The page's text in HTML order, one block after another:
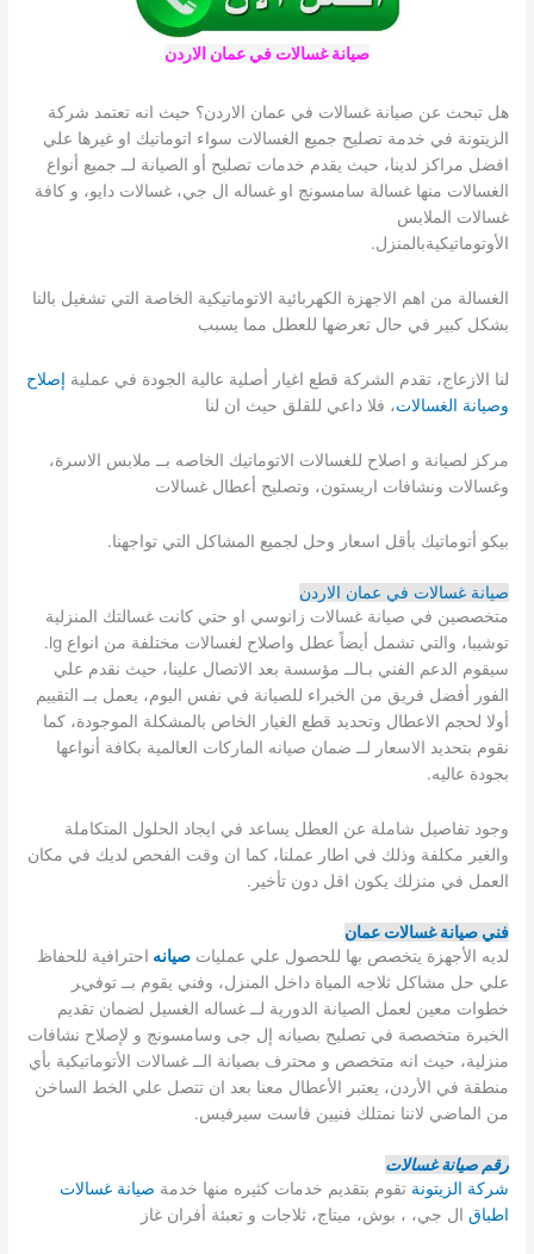
صيانة غسالات في عمان الاردن
هل تبحث عن صيانة غسالات في عمان الاردن؟ حيث انه تعتمد شركة
الزيتونة في خدمة تصليح جميع الغسالات سواء اتوماتيك او غيرها علي
افضل مراكز لدينا، حيث يقدم خدمات تصليح أو الصيانة لــ جميع أنواع
الغسالات منها غسالة سامسونج او غساله ال جي، غسالات دايو، و كافة
غسالات الملابس
الأوتوماتيكيةبالمنزل.
الغسالة من اهم الاجهزة الكهربائية الاتوماتيكية الخاصة التي تشغيل بالنا
بشكل كبير في حال تعرضها للعطل مما يسبب
لنا الازعاج، تقدم الشركة قطع اغيار أصلية عالية الجودة في عملية إصلاح
وصيانة الغسالات، فلا داعي للقلق حيث ان لنا
مركز لصيانة و اصلاح للغسالات الاتوماتيك الخاصه بــ ملابس الاسرة،
وغسالات ونشافات اريستون، وتصليح أعطال غسالات
بيكو أتوماتيك بأقل اسعار وحل لجميع المشاكل التي تواجهنا.
صيانة غسالات في عمان الاردن
متخصصين في صيانة غسالات زانوسي او حتي كانت غسالتك المنزلية
توشيبا، والتي تشمل أيضاً عطل واصلاح لغسالات مختلفة من انواع lg.
سيقوم الدعم الفني بـالــ مؤسسة بعد الاتصال علينا، حيث نقدم علي
الفور أفضل فريق من الخبراء للصيانة في نفس اليوم، يعمل بــ التقييم
أولا لحجم الاعطال وتحديد قطع الغيار الخاص بالمشكلة الموجودة، كما
نقوم بتحديد الاسعار لــ ضمان صيانه الماركات العالمية بكافة أنواعها
بجودة عاليه.
وجود تفاصيل شاملة عن العطل يساعد في ايجاد الحلول المتكاملة
والغير مكلفة وذلك في اطار عملنا، كما ان وقت الفحص لديك في مكان
العمل في منزلك يكون اقل دون تأخير.
فني صيانة غسالات عمان
لديه الأجهزة يتخصص بها للحصول علي عملياتصيانه احترافية للحفاظ
علي حل مشاكل ثلاجه المياة داخل المنزل، وفني يقوم بــ توفير
خطوات معين لعمل الصيانة الدورية لــ غساله الغسيل لضمان تقديم
الخبرة متخصصة في تصليح بصيانه إل جى وسامسونج و لإصلاح نشافات
منزلية، حيث انه متخصص و محترف بصيانة الــ غسالات الأتوماتيكية بأي
منطقة في الأردن، يعتبر الأعطال معنا بعد ان تتصل علي الخط الساخن
من الماضي لاننا نمتلك فنيين فاست سيرفيس.
رقمصيانة غسالات
شركة الزيتونة تقوم بتقديم خدمات كثيره منها خدمة صيانة غسالات
اطباق ال جي، ، بوش، ميتاج، ثلاجات و تعبئة أفران غاز